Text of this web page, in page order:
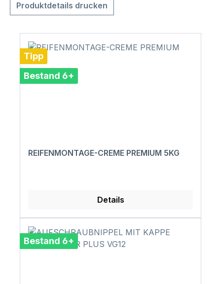
Produktdetails drucken
Tipp
Bestand 6+
REIFENMONTAGE-CREME PREMIUM 5KG
Details
Bestand 6+